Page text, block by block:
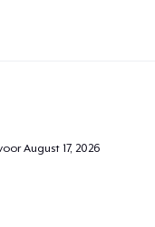
August 17, 2026